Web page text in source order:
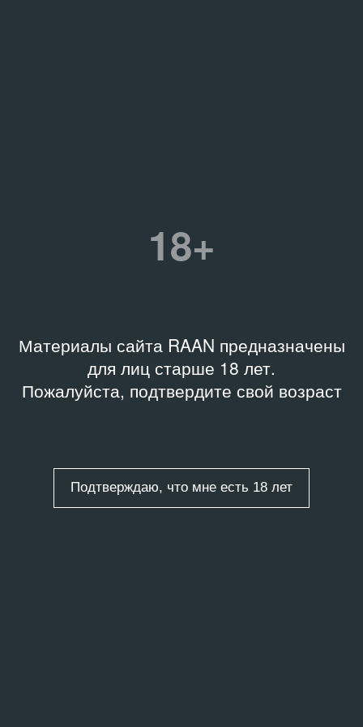
18+
Материалы сайта RAAN предназначены
для лиц старше 18 лет.
Пожалуйста, подтвердите свой возраст
Подтверждаю, что мне есть 18 лет